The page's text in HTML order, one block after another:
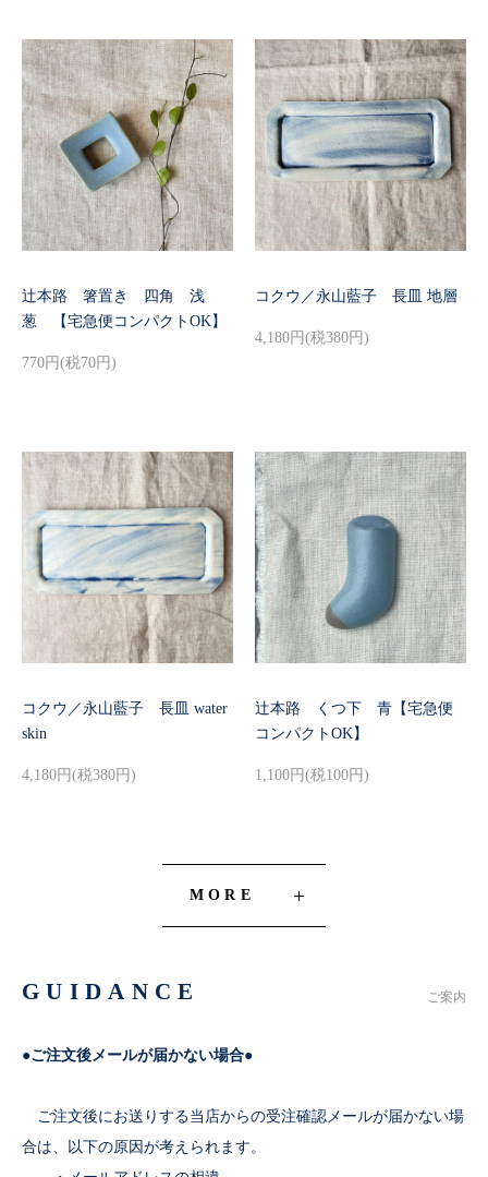
辻本路 箸置き 四角 浅
葱 【宅急便コンパクトOK】
770円(税70円)
コクウ／永山藍子 長皿 地層
4,180円(税380円)
コクウ／永山藍子 長皿 water
skin
4,180円(税380円)
辻本路 くつ下 青【宅急便
コンパクトOK】
1,100円(税100円)
MORE
GUIDANCE ご案内
●ご注文後メールが届かない場合●
ご注文後にお送りする当店からの受注確認メールが届かない場
合は、以下の原因が考えられます。